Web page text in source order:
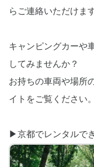
らご連絡いただけま
キャンピングカーや
してみませんか？
お持ちの車両や場所
イトをご覧ください。
▶︎京都でレンタルで